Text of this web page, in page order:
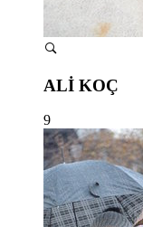
ALİ KOÇ
9